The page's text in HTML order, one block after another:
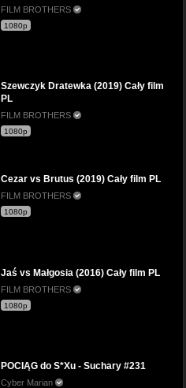
FILM BROTHERS
1080p
Szewczyk Dratewka (2019) Cały film
PL
FILM BROTHERS
1080p
Cezar vs Brutus (2019) Cały film PL
FILM BROTHERS
1080p
Jaś vs Małgosia (2016) Cały film PL
FILM BROTHERS
1080p
POCIĄG do S*Xu - Suchary #231
Cyber Marian